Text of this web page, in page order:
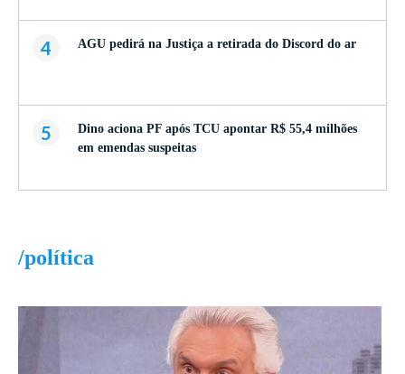
4 AGU pedirá na Justiça a retirada do Discord do ar
5
Dino aciona PF após TCU apontar R$ 55,4 milhões
em emendas suspeitas
/política